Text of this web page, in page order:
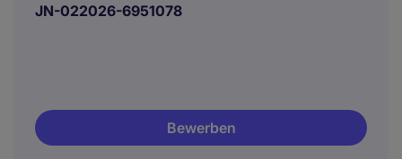
JN-022026-6951078
Bewerben